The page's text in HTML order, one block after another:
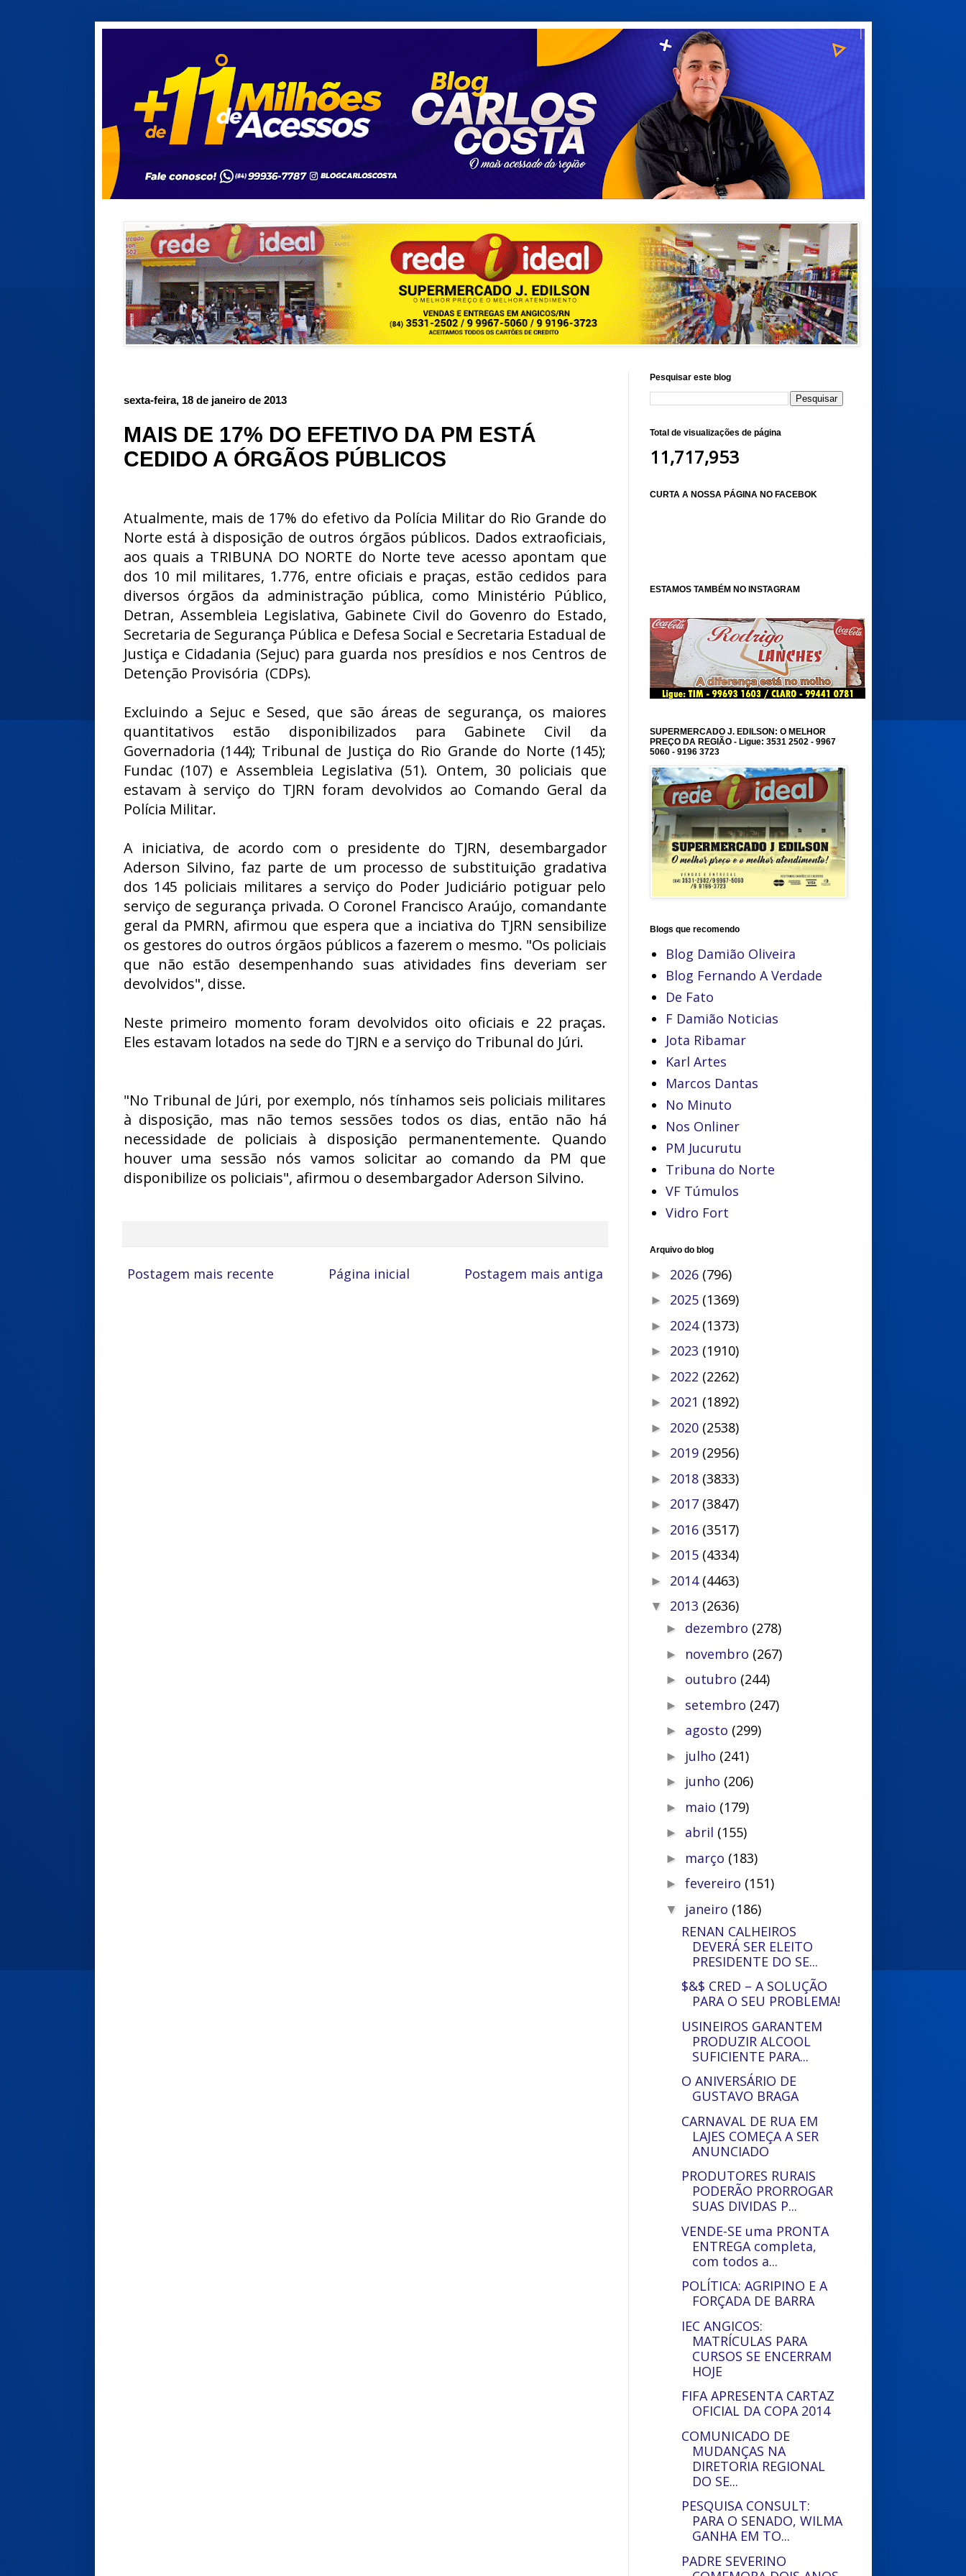
sexta-feira, 18 de janeiro de 2013
MAIS DE 17% DO EFETIVO DA PM ESTÁ
CEDIDO A ÓRGÃOS PÚBLICOS
Atualmente, mais de 17% do efetivo da Polícia Militar do Rio Grande do
Norte está à disposição de outros órgãos públicos. Dados extraoficiais,
aos quais a TRIBUNA DO NORTE do Norte teve acesso apontam que
dos 10 mil militares, 1.776, entre oficiais e praças, estão cedidos para
diversos órgãos da administração pública, como Ministério Público,
Detran, Assembleia Legislativa, Gabinete Civil do Govenro do Estado,
Secretaria de Segurança Pública e Defesa Social e Secretaria Estadual de
Justiça e Cidadania (Sejuc) para guarda nos presídios e nos Centros de
Detenção Provisória (CDPs).
Excluindo a Sejuc e Sesed, que são áreas de segurança, os maiores
quantitativos estão disponibilizados para Gabinete Civil da
Governadoria (144); Tribunal de Justiça do Rio Grande do Norte (145);
Fundac (107) e Assembleia Legislativa (51). Ontem, 30 policiais que
estavam à serviço do TJRN foram devolvidos ao Comando Geral da
Polícia Militar.
A iniciativa, de acordo com o presidente do TJRN, desembargador
Aderson Silvino, faz parte de um processo de substituição gradativa
dos 145 policiais militares a serviço do Poder Judiciário potiguar pelo
serviço de segurança privada. O Coronel Francisco Araújo, comandante
geral da PMRN, afirmou que espera que a inciativa do TJRN sensibilize
os gestores do outros órgãos públicos a fazerem o mesmo. "Os policiais
que não estão desempenhando suas atividades fins deveriam ser
devolvidos", disse.
Neste primeiro momento foram devolvidos oito oficiais e 22 praças.
Eles estavam lotados na sede do TJRN e a serviço do Tribunal do Júri.
"No Tribunal de Júri, por exemplo, nós tínhamos seis policiais militares
à disposição, mas não temos sessões todos os dias, então não há
necessidade de policiais à disposição permanentemente. Quando
houver uma sessão nós vamos solicitar ao comando da PM que
disponibilize os policiais", afirmou o desembargador Aderson Silvino.
Postagem mais recente Postagem mais antiga
Página inicial
Pesquisar este blog
Total de visualizações de página
11,717,953
CURTA A NOSSA PÁGINA NO FACEBOK
ESTAMOS TAMBÉM NO INSTAGRAM
SUPERMERCADO J. EDILSON: O MELHOR
PREÇO DA REGIÃO - Ligue: 3531 2502 - 9967
5060 - 9196 3723
Blogs que recomendo
Blog Damião Oliveira
Blog Fernando A Verdade
De Fato
F Damião Noticias
Jota Ribamar
Karl Artes
Marcos Dantas
No Minuto
Nos Onliner
PM Jucurutu
Tribuna do Norte
VF Túmulos
Vidro Fort
Arquivo do blog
► 2026 (796)
► 2025 (1369)
► 2024 (1373)
► 2023 (1910)
► 2022 (2262)
► 2021 (1892)
► 2020 (2538)
► 2019 (2956)
► 2018 (3833)
► 2017 (3847)
► 2016 (3517)
► 2015 (4334)
► 2014 (4463)
▼ 2013 (2636)
► dezembro (278)
► novembro (267)
► outubro (244)
► setembro (247)
► agosto (299)
► julho (241)
► junho (206)
► maio (179)
► abril (155)
► março (183)
►fevereiro (151)
▼ janeiro (186)
RENAN CALHEIROS
DEVERÁ SER ELEITO
PRESIDENTE DO SE...
$&$ CRED – A SOLUÇÃO
PARA O SEU PROBLEMA!
USINEIROS GARANTEM
PRODUZIR ALCOOL
SUFICIENTE PARA...
O ANIVERSÁRIO DE
GUSTAVO BRAGA
CARNAVAL DE RUA EM
LAJES COMEÇA A SER
ANUNCIADO
PRODUTORES RURAIS
PODERÃO PRORROGAR
SUAS DIVIDAS P...
VENDE-SE uma PRONTA
ENTREGA completa,
com todos a...
POLÍTICA: AGRIPINO E A
FORÇADA DE BARRA
IEC ANGICOS:
MATRÍCULAS PARA
CURSOS SE ENCERRAM
HOJE
FIFA APRESENTA CARTAZ
OFICIAL DA COPA 2014
COMUNICADO DE
MUDANÇAS NA
DIRETORIA REGIONAL
DO SE...
PESQUISA CONSULT:
PARA O SENADO, WILMA
GANHA EM TO...
PADRE SEVERINO